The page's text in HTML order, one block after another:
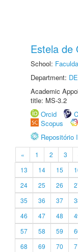
Estela de
School:
Department:
Academic
title: MS-3.2
Orcid
Scopus
Repositório
« 1 2 3
13
14 15
24
25 26
35
36 37
46
47 48
57
58 59
68
69 70